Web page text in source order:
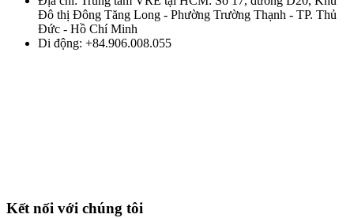
Đô thị Đông Tăng Long - Phường Trường Thạnh - TP. Thủ
Đức - Hồ Chí Minh
Di động: +84.906.008.055
Kết nối với chúng tôi